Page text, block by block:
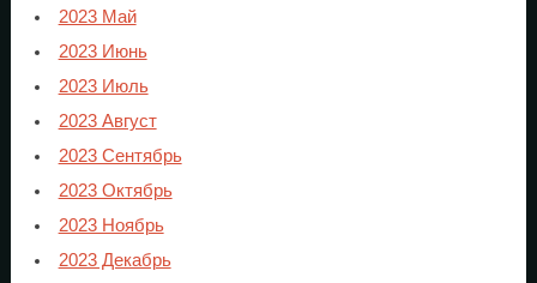
2023 Май
2023 Июнь
2023 Июль
2023 Август
2023 Сентябрь
2023 Октябрь
2023 Ноябрь
2023 Декабрь